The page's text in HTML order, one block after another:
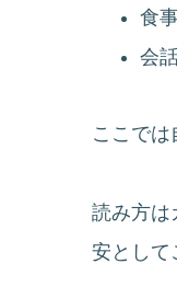
食
会
ここでは
読み方は
安として